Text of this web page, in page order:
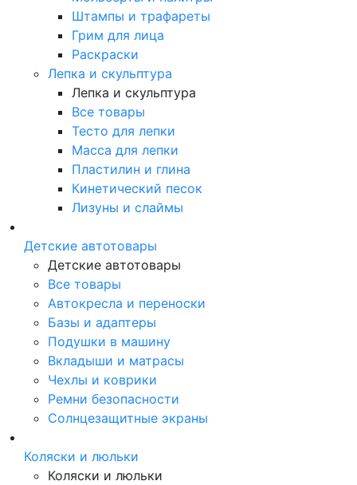
Штампы и трафареты
Грим для лица
Раскраски
Лепка и скульптура
Лепка и скульптура
Все товары
Тесто для лепки
Масса для лепки
Пластилин и глина
Кинетический песок
Лизуны и слаймы
Детские автотовары
Детские автотовары
Все товары
Автокресла и переноски
Базы и адаптеры
Подушки в машину
Вкладыши и матрасы
Чехлы и коврики
Ремни безопасности
Солнцезащитные экраны
Коляски и люльки
Коляски и люльки